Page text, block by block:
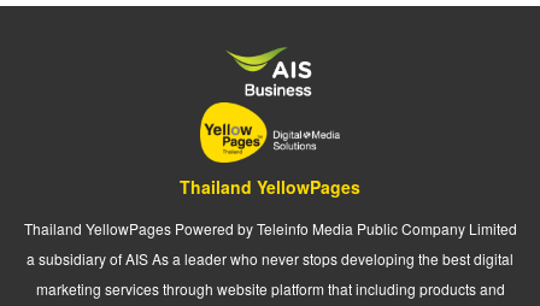
Thailand YellowPages
Thailand YellowPages Powered by Teleinfo Media Public Company Limited
a subsidiary of AIS As a leader who never stops developing the best digital
marketing services through website platform that including products and